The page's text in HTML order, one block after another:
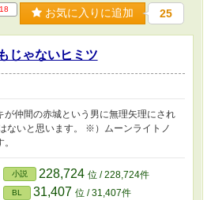
お気に入りに追加 25
じゃないヒミツ
が仲間の赤城という男に無理矢理にされ
ないと思います。 ※）ムーンライトノ
小説 228,724 位 / 228,724件
BL 31,407 位 / 31,407件